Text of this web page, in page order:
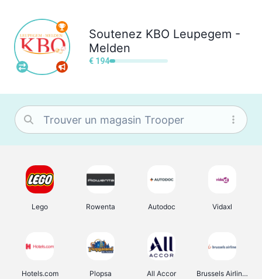
Soutenez KBO Leupegem -
Melden
€ 194
Lego Rowenta Autodoc Vidaxl
Hotels.com Plopsa All Accor Brussels Airlines